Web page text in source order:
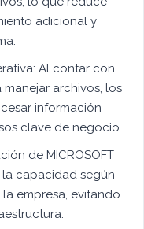
adicional y
Al contar con
archivos, los
información
clave de negocio.
de MICROSOFT
capacidad según
empresa, evitando